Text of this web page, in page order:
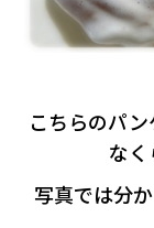
こちらのパ
な
写真では分